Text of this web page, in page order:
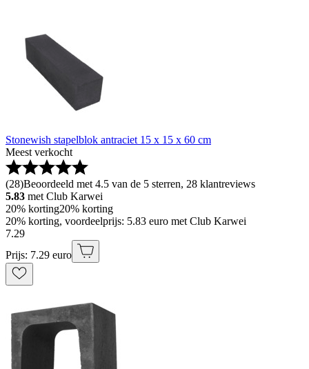
Stonewish stapelblok antraciet 15 x 15 x 60 cm
Meest verkocht
(28)Beoordeeld met 4.5 van de 5 sterren, 28 klantreviews
5.83 met Club Karwei
20% korting20% korting
20% korting, voordeelprijs: 5.83 euro met Club Karwei
7.29
Prijs: 7.29 euro